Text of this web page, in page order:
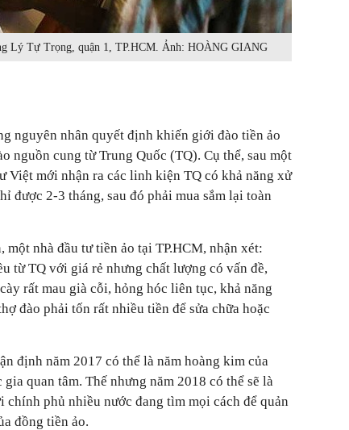
Lý Tự Trọng, quận 1, TP.HCM. Ảnh: HOÀNG GIANG
nguyên nhân quyết định khiến giới đào tiền ảo
nguồn cung từ Trung Quốc (TQ). Cụ thể, sau một
Việt mới nhận ra các linh kiện TQ có khả năng xử
được 2-3 tháng, sau đó phải mua sắm lại toàn
nhà đầu tư tiền ảo tại TP.HCM, nhận xét:
từ TQ với giá rẻ nhưng chất lượng có vấn đề,
rất mau già cỗi, hỏng hóc liên tục, khả năng
đào phải tốn rất nhiều tiền để sửa chữa hoặc
định năm 2017 có thể là năm hoàng kim của
quan tâm. Thế nhưng năm 2018 có thể sẽ là
phủ nhiều nước đang tìm mọi cách để quản
đồng tiền ảo.